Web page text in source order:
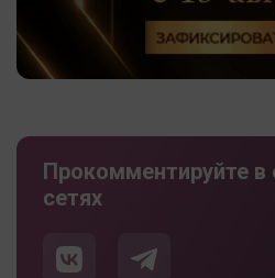
Прокомментируйте
сетях